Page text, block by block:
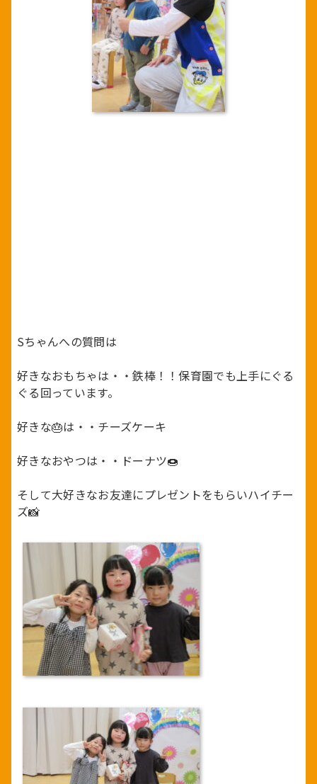
Sちゃんへの質問は
好きなおもちゃは・・鉄棒！！保育園でも上手にぐる
ぐる回っています。
好きな🎂は・・チーズケーキ
好きなおやつは・・ドーナツ🍩
そして大好きなお友達にプレゼントをもらいハイチー
ズ📸